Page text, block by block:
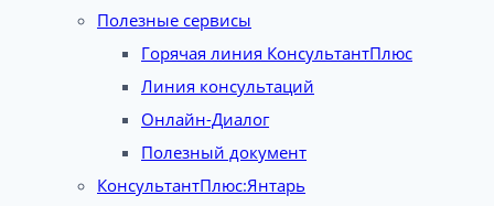
Полезные сервисы
Горячая линия КонсультантПлюс
Линия консультаций
Онлайн-Диалог
Полезный документ
КонсультантПлюс:Янтарь